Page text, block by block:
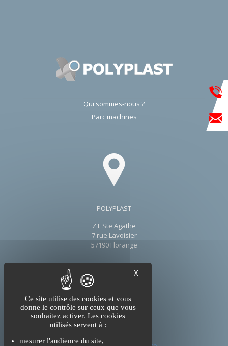
Qui sommes-nous ?
Parc machines
POLYPLAST
Z.I. Ste Agathe
7 rue Lavoisier
57190 Florange
X
Ce site utilise des cookies et vous
donne le contrôle sur ceux que vous
souhaitez activer. Les cookies
utilisés servent à :
mesurer l'audience du site,